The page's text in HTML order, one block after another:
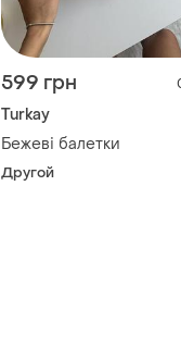
599 грн
Turkay
Бежеві балетки
Другой